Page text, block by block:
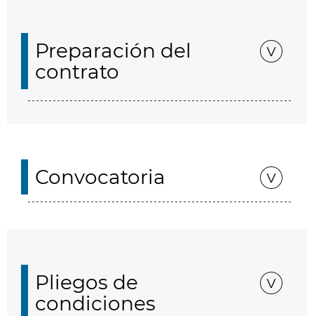
Preparación del
contrato
Convocatoria
Pliegos de
condiciones